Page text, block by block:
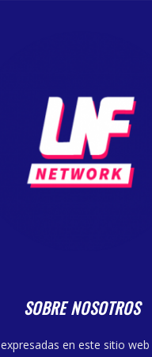
SOBRE NOSOTROS
en este sitio